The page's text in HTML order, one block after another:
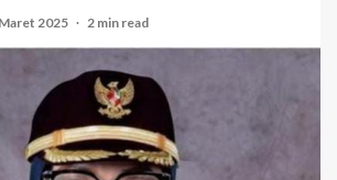
2025 2 min read